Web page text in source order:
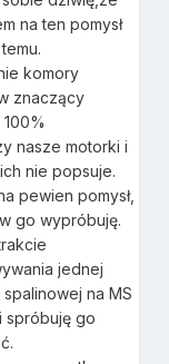
na ten pomysł
komory
znaczący
nasze motorki i
nie popsuje.
pewien pomysł,
go wypróbuję.
jednej
spalinowej na MS
spróbuję go